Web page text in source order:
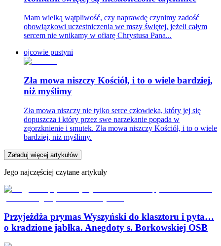
Mam wielką wątpliwość, czy naprawdę czynimy zadość
obowiązkowi uczestniczenia we mszy świętej, jeżeli całym
sercem nie wnikamy w ofiarę Chrystusa Pana...
ojcowie pustyni
Zła mowa niszczy Kościół, i to o wiele bardziej,
niż myślimy
Zła mowa niszczy nie tylko serce człowieka, który jej się
dopuszcza i który przez swe narzekanie popada w
zgorzknienie i smutek. Zła mowa niszczy Kościół, i to o wiele
bardziej, niż myślimy.
Załaduj więcej artykułów
Jego najczęściej czytane artykuły
Przyjeżdża prymas Wyszyński do klasztoru i pyta…
o kradzione jabłka. Anegdoty s. Borkowskiej OSB